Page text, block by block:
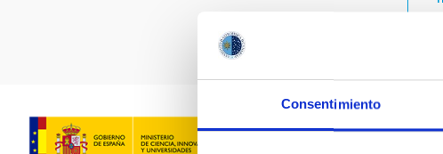
Consentimiento